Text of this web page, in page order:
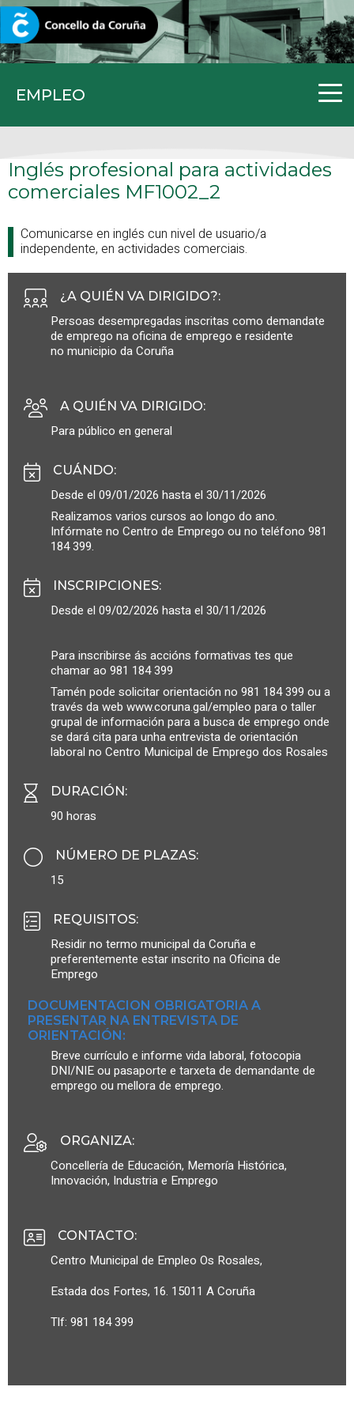
EMPLEO
CORUNA.GAL
Inglés profesional para actividades
comerciales MF1002_2
Comunicarse en inglés cun nivel de usuario/a
independente, en actividades comerciais.
¿A QUIÉN VA DIRIGIDO?:
Persoas desempregadas inscritas como demandate
de emprego na oficina de emprego e residente
no municipio da Coruña
A QUIÉN VA DIRIGIDO:
Para público en general
CUÁNDO:
Desde el 09/01/2026 hasta el 30/11/2026
Realizamos varios cursos ao longo do ano.
Infórmate no Centro de Emprego ou no teléfono 981
184 399.
INSCRIPCIONES:
Desde el 09/02/2026 hasta el 30/11/2026
Para inscribirse ás accións formativas tes que
chamar ao 981 184 399
Tamén pode solicitar orientación no 981 184 399 ou a
través da web www.coruna.gal/empleo para o taller
grupal de información para a busca de emprego onde
se dará cita para unha entrevista de orientación
laboral no Centro Municipal de Emprego dos Rosales
DURACIÓN:
90 horas
NÚMERO DE PLAZAS:
15
REQUISITOS:
Residir no termo municipal da Coruña e
preferentemente estar inscrito na Oficina de
Emprego
DOCUMENTACION OBRIGATORIA A
PRESENTAR NA ENTREVISTA DE
ORIENTACIÓN:
Breve currículo e informe vida laboral, fotocopia
DNI/NIE ou pasaporte e tarxeta de demandante de
emprego ou mellora de emprego.
ORGANIZA:
Concellería de Educación, Memoría Histórica,
Innovación, Industria e Emprego
CONTACTO:
Centro Municipal de Empleo Os Rosales,
Estada dos Fortes, 16. 15011 A Coruña
Tlf: 981 184 399